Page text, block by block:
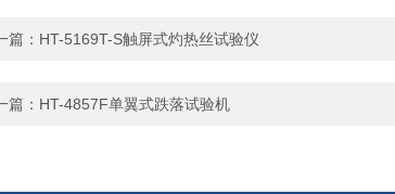
篇： HT-5169T-S触屏式灼热丝试验仪
篇： HT-4857F单翼式跌落试验机